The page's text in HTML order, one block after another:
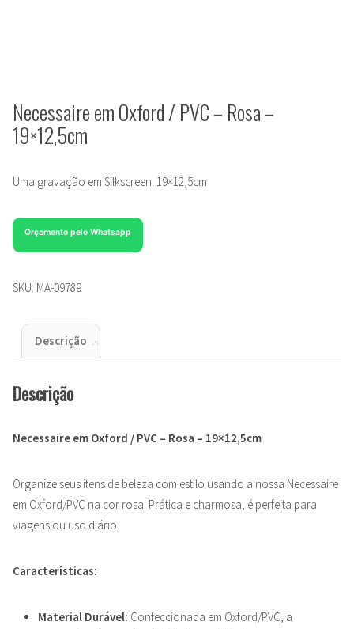
Necessaire em Oxford / PVC – Rosa –
19×12,5cm
Uma gravação em Silkscreen. 19×12,5cm
Orçamento pelo Whatsapp
SKU: MA-09789
Descrição
Descrição
Necessaire em Oxford / PVC – Rosa – 19×12,5cm
Organize seus itens de beleza com estilo usando a nossa Necessaire
em Oxford/PVC na cor rosa. Prática e charmosa, é perfeita para
viagens ou uso diário.
Características:
Material Durável: Confeccionada em Oxford/PVC, a